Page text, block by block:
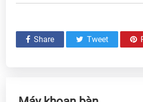
Share Tweet